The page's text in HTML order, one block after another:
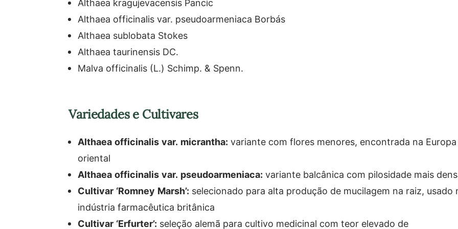
Althaea kragujevacensis Pancic
Althaea officinalis var. pseudoarmeniaca Borbás
Althaea sublobata Stokes
Althaea taurinensis DC.
Malva officinalis (L.) Schimp. & Spenn.
Variedades e Cultivares
Althaea officinalis var. micrantha: variante com flores menores, encontrada na Europa
oriental
Althaea officinalis var. pseudoarmeniaca: variante balcânica com pilosidade mais
Cultivar ‘Romney Marsh’: selecionado para alta produção de mucilagem na raiz, usado
indústria farmacêutica britânica
Cultivar ‘Erfurter’: seleção alemã para cultivo medicinal com teor elevado de